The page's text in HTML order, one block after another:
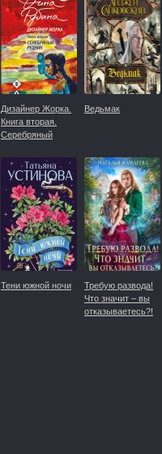
Дизайнер Жорка.
Книга вторая.
Серебряный
Ведьмак
Тени южной ночи
Требую развода!
Что значит – вы
отказываетесь?!